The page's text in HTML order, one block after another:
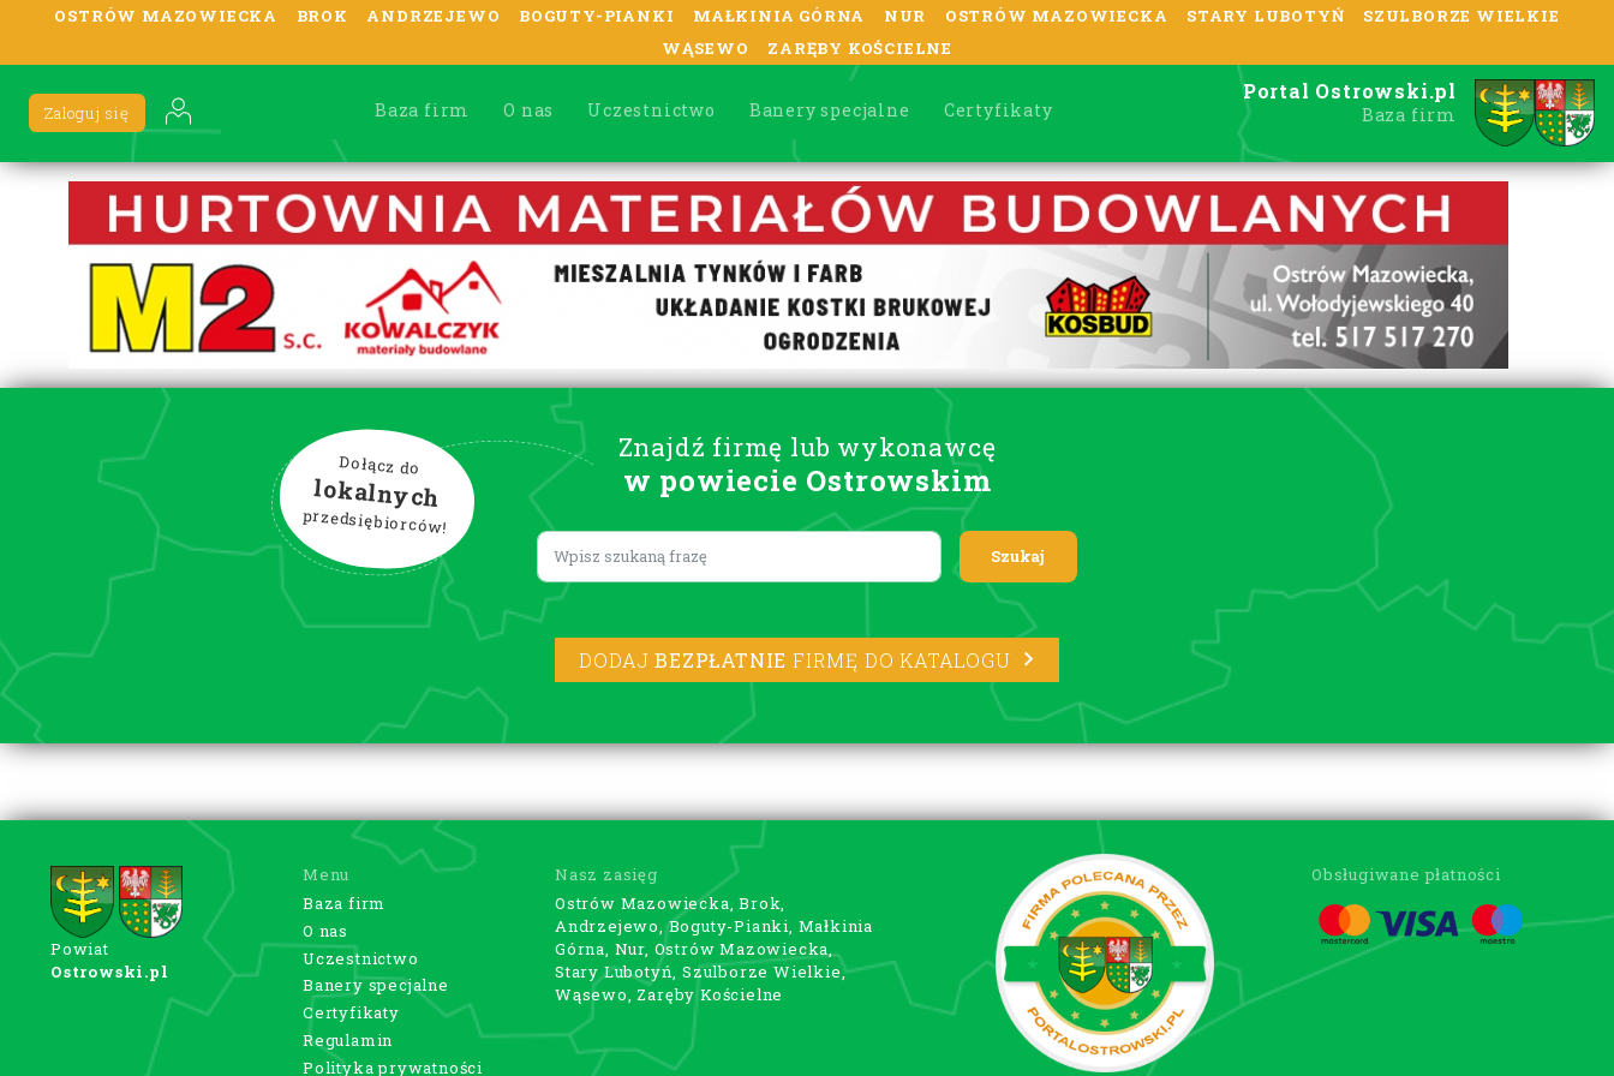
OSTRÓW MAZOWIECKA BROK ANDRZEJEWO BOGUTY-PIANKI MAŁKINIA GÓRNA NUR OSTRÓW MAZOWIECKA STARY LUBOTYŃ
SZULBORZE WIELKIE
WĄSEWO
ZARĘBY KOŚCIELNE
Baza firm O nas Uczestnictwo Banery specjalne Certyfikaty
Zaloguj się
Portal Ostrowski.pl
Baza firm
Znajdź firmę lub wykonawcę
w powiecie Ostrowskim
Dołącz do
lokalnych
przedsiębiorców!
Lorem ipsum
DODAJBEZPŁATNIE FIRMĘ DO KATALOGU
Powiat
Ostrowski.pl
Menu
Baza firm
O nas
Uczestnictwo
Banery specjalne
Certyfikaty
Regulamin
Polityka prywatności
Nasz zasięg
Ostrów Mazowiecka, Brok,
Andrzejewo, Boguty-Pianki, Małkinia
Górna, Nur, Ostrów Mazowiecka,
Stary Lubotyń, Szulborze Wielkie,
Wąsewo, Zaręby Kościelne
Obsługiwane płatności